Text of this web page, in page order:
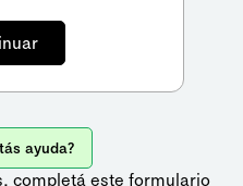
ayuda?
completá este formulario